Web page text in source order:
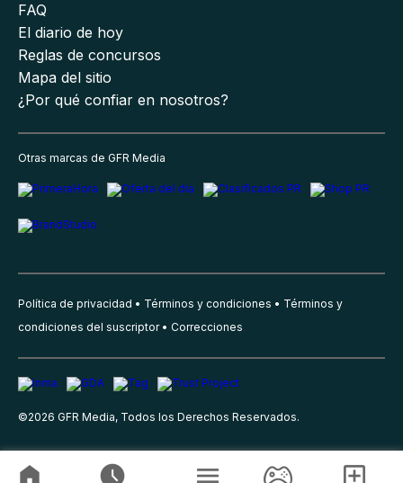
FAQ
El diario de hoy
Reglas de concursos
Mapa del sitio
¿Por qué confiar en nosotros?
Otras marcas de GFR Media
Política de privacidad Términos y condiciones
Términos y
condiciones del suscriptor
Correcciones
©2026 GFR Media, Todos los Derechos Reservados.